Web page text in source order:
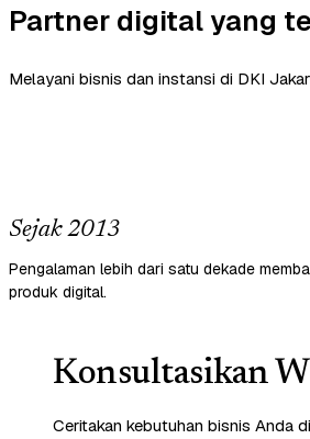
Partner digital yang
Melayani bisnis dan instansi di DKI
Sejak 2013
Pengalaman lebih dari satu dekade
produk digital.
Konsultasikan
Ceritakan kebutuhan bisnis Anda